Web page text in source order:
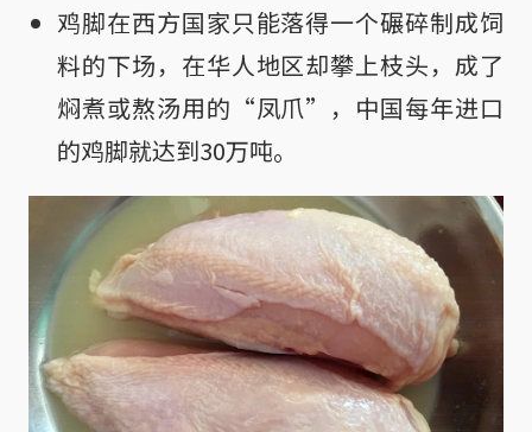
鸡脚在西方国家只能落得一个碾碎制成饲
料的下场，在华人地区却攀上枝头，成了
焖煮或熬汤用的“凤爪”，中国每年进口
的鸡脚就达到30万吨。